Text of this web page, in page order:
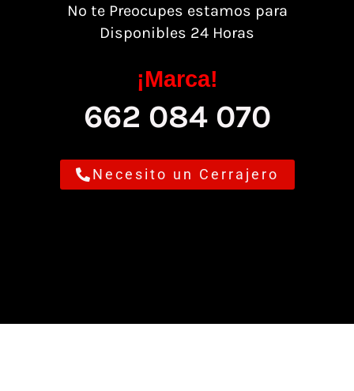
No te Preocupes estamos para
Disponibles 24 Horas
¡Marca!
662 084 070
Necesito un Cerrajero